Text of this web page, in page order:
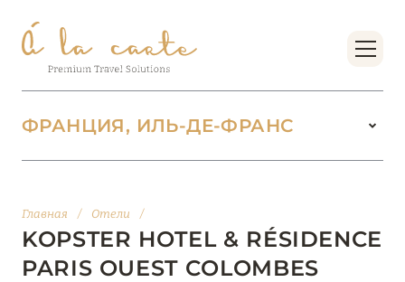
ФРАНЦИЯ, ИЛЬ-ДЕ-ФРАНС
БОРДО (НОВАЯ
АКВИТАНИЯ)
14
Главная / Отели /
KOPSTER HOTEL & RÉSIDENCE
PARIS OUEST COLOMBES